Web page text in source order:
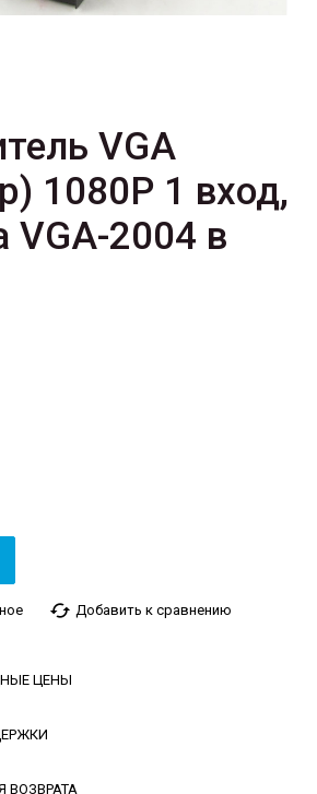
VGA
1080P 1 вход,
VGA-2004 в
cached Добавить к сравнению
ЦЕНЫ
ВОЗВРАТА